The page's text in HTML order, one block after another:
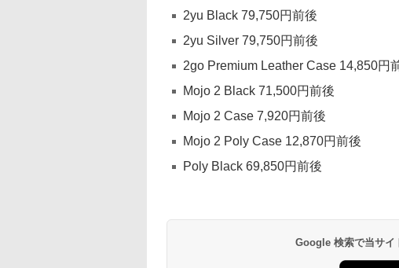
2yu Black 79,750円前後
2yu Silver 79,750円前後
2go Premium Leather Case 14,850円
Mojo 2 Black 71,500円前後
Mojo 2 Case 7,920円前後
Mojo 2 Poly Case 12,870円前後
Poly Black 69,850円前後
Google 検索で当サイ